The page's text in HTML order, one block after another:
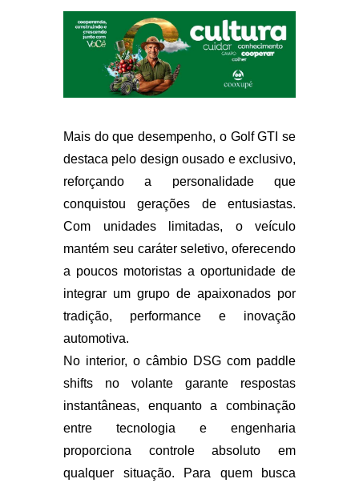
Mais do que desempenho, o Golf GTI se
destaca pelo design ousado e exclusivo,
reforçando a personalidade que
conquistou gerações de entusiastas.
Com unidades limitadas, o veículo
mantém seu caráter seletivo, oferecendo
a poucos motoristas a oportunidade de
integrar um grupo de apaixonados por
tradição, performance e inovação
automotiva.
No interior, o câmbio DSG com paddle
shifts no volante garante respostas
instantâneas, enquanto a combinação
entre tecnologia e engenharia
proporciona controle absoluto em
qualquer situação. Para quem busca